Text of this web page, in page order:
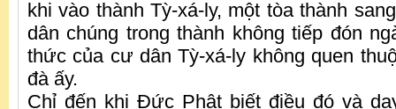
khi vào thành Tỳ-xá-ly, một tòa thành
dân chúng trong thành không tiếp đón
thức của cư dân Tỳ-xá-ly không quen
đà ấy.
Chỉ đến khi Đức Phật biết điều đó và